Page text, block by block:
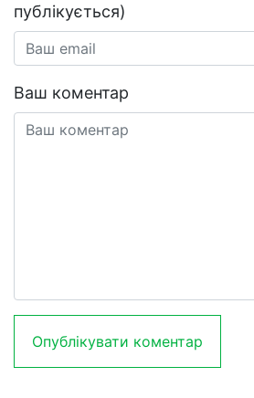
публікується)
Ваш коментар